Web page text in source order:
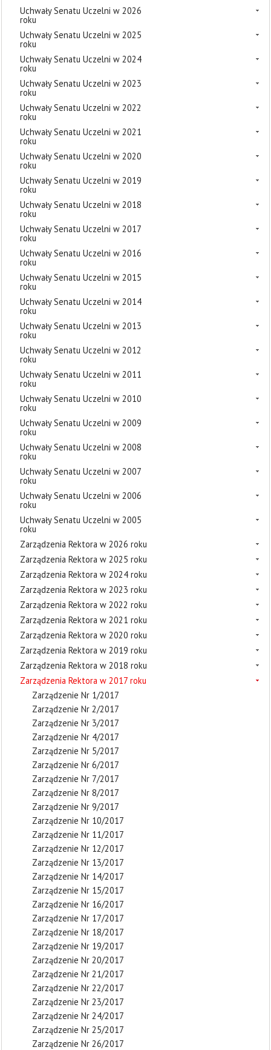
Uchwały Senatu Uczelni w 2026
roku
Uchwały Senatu Uczelni w 2025
roku
Uchwały Senatu Uczelni w 2024
roku
Uchwały Senatu Uczelni w 2023
roku
Uchwały Senatu Uczelni w 2022
roku
Uchwały Senatu Uczelni w 2021
roku
Uchwały Senatu Uczelni w 2020
roku
Uchwały Senatu Uczelni w 2019
roku
Uchwały Senatu Uczelni w 2018
roku
Uchwały Senatu Uczelni w 2017
roku
Uchwały Senatu Uczelni w 2016
roku
Uchwały Senatu Uczelni w 2015
roku
Uchwały Senatu Uczelni w 2014
roku
Uchwały Senatu Uczelni w 2013
roku
Uchwały Senatu Uczelni w 2012
roku
Uchwały Senatu Uczelni w 2011
roku
Uchwały Senatu Uczelni w 2010
roku
Uchwały Senatu Uczelni w 2009
roku
Uchwały Senatu Uczelni w 2008
roku
Uchwały Senatu Uczelni w 2007
roku
Uchwały Senatu Uczelni w 2006
roku
Uchwały Senatu Uczelni w 2005
roku
Zarządzenia Rektora w 2026 roku
Zarządzenia Rektora w 2025 roku
Zarządzenia Rektora w 2024 roku
Zarządzenia Rektora w 2023 roku
Zarządzenia Rektora w 2022 roku
Zarządzenia Rektora w 2021 roku
Zarządzenia Rektora w 2020 roku
Zarządzenia Rektora w 2019 roku
Zarządzenia Rektora w 2018 roku
Zarządzenia Rektora w 2017 roku
Zarządzenie Nr 1/2017
Zarządzenie Nr 2/2017
Zarządzenie Nr 3/2017
Zarządzenie Nr 4/2017
Zarządzenie Nr 5/2017
Zarządzenie Nr 6/2017
Zarządzenie Nr 7/2017
Zarządzenie Nr 8/2017
Zarządzenie Nr 9/2017
Zarządzenie Nr 10/2017
Zarządzenie Nr 11/2017
Zarządzenie Nr 12/2017
Zarządzenie Nr 13/2017
Zarządzenie Nr 14/2017
Zarządzenie Nr 15/2017
Zarządzenie Nr 16/2017
Zarządzenie Nr 17/2017
Zarządzenie Nr 18/2017
Zarządzenie Nr 19/2017
Zarządzenie Nr 20/2017
Zarządzenie Nr 21/2017
Zarządzenie Nr 22/2017
Zarządzenie Nr 23/2017
Zarządzenie Nr 24/2017
Zarządzenie Nr 25/2017
Zarządzenie Nr 26/2017